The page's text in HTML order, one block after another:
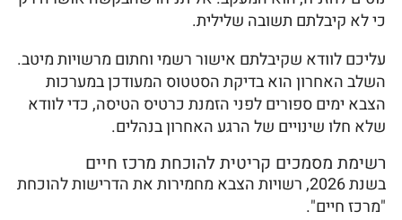
כי לא קיבלתם תשובה שלילית.
עליכם לוודא שקיבלתם אישור רשמי וחתום מרשויות מיטב.
השלב האחרון הוא בדיקת הסטטוס המעודכן במערכות
הצבא ימים ספורים לפני הזמנת כרטיס הטיסה, כדי לוודא
שלא חלו שינויים של הרגע האחרון בנהלים.
רשימת מסמכים קריטית להוכחת מרכז חיים
בשנת 2026, רשויות הצבא מחמירות את הדרישות להוכחת
"מרכז חיים".